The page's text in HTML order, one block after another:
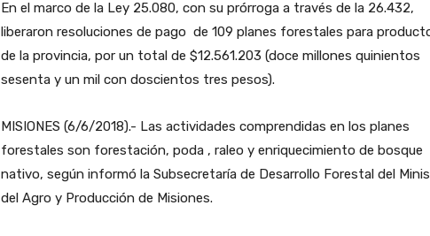
En el marco de la Ley 25.080, con su prórroga a través de la 26.432,
liberaron resoluciones de pago de 109 planes forestales para
de la provincia, por un total de $12.561.203 (doce millones quinientos
sesenta y un mil con doscientos tres pesos).
MISIONES (6/6/2018).- Las actividades comprendidas en los planes
forestales son forestación, poda , raleo y enriquecimiento de bosque
nativo, según informó la Subsecretaría de Desarrollo Forestal del
del Agro y Producción de Misiones.